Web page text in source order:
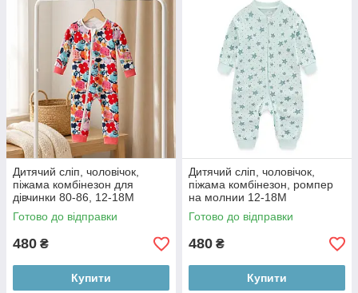
Дитячий сліп, чоловічок,
піжама комбінезон для
дівчинки 80-86, 12-18M
Готово до відправки
480 ₴
Купити
Дитячий сліп, чоловічок,
піжама комбінезон, ромпер
на молнии 12-18M
Готово до відправки
480 ₴
Купити